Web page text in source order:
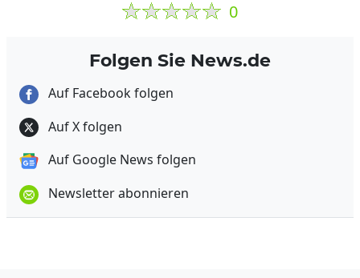
0
Folgen Sie News.de
Auf Facebook folgen
Auf X folgen
Auf Google News folgen
Newsletter abonnieren